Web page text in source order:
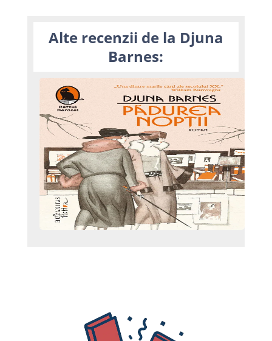
Alte recenzii de la Djuna
Barnes: